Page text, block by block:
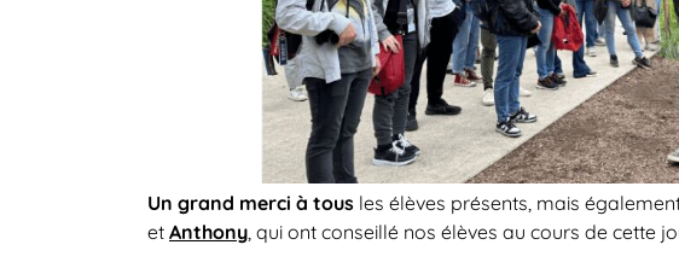
Un grand merci à tous les élèves présents, mais
etAnthony , qui ont conseillé nos élèves au cours de cette